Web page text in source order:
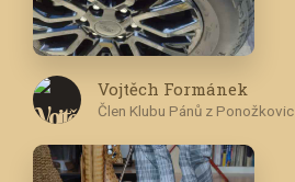
Vojtěch Formánek
Člen Klubu Pánů z Ponožkovic